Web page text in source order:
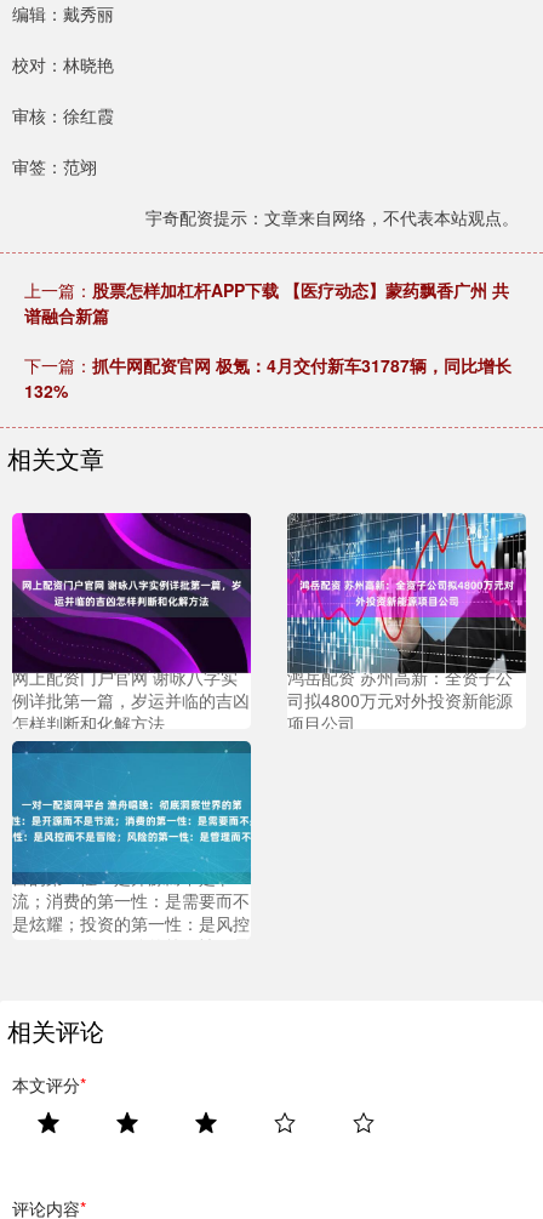
编辑：戴秀丽
校对：林晓艳
审核：徐红霞
审签：范翊
宇奇配资提示：文章来自网络，不代表本站观点。
上一篇： 股票怎样加杠杆APP下载 【医疗动态】蒙药飘香广州 共
谱融合新篇
下一篇： 抓牛网配资官网 极氪：4月交付新车31787辆，同比增长
132%
相关文章
网上配资门户官网 谢咏八字实
例详批第一篇，岁运并临的吉凶
怎样判断和化解方法
鸿岳配资 苏州高新：全资子公
司拟4800万元对外投资新能源
项目公司
一对一配资网平台 渔舟唱晚：
彻底洞察世界的第一性原理：财
富的第一性：是开源而不是节
流；消费的第一性：是需要而不
是炫耀；投资的第一性：是风控
而不是冒险；风险的第一性：是
相关评论
本文评分*
评论内容*